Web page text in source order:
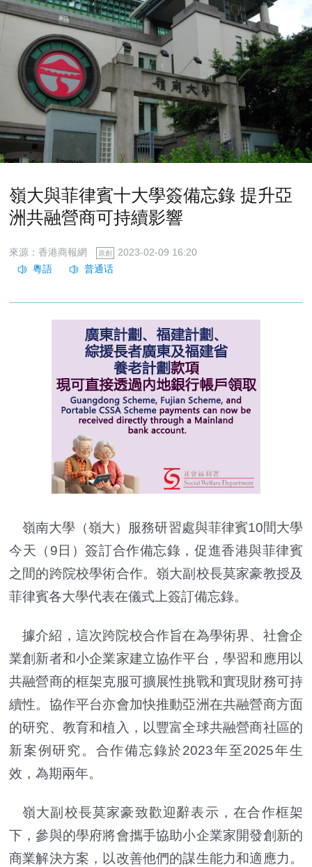
嶺大與菲律賓十大學簽備忘錄 提升亞
洲共融營商可持續影響
來源：香港商報網 原創 2023-02-09 16:20
嶺南大學（嶺大）服務研習處與菲律賓10間大學
今天（9日）簽訂合作備忘錄，促進香港與菲律賓
之間的跨院校學術合作。嶺大副校長莫家豪教授及
菲律賓各大學代表在儀式上簽訂備忘錄。
據介紹，這次跨院校合作旨在為學術界、社會企
業創新者和小企業家建立協作平台，學習和應用以
共融營商的框架克服可擴展性挑戰和實現財務可持
續性。協作平台亦會加快推動亞洲在共融營商方面
的研究、教育和植入，以豐富全球共融營商社區的
新案例研究。合作備忘錄於2023年至2025年生
效，為期兩年。
嶺大副校長莫家豪致歡迎辭表示，在合作框架
下，參與的學府將會攜手協助小企業家開發創新的
商業解決方案，以改善他們的謀生能力和適應力。